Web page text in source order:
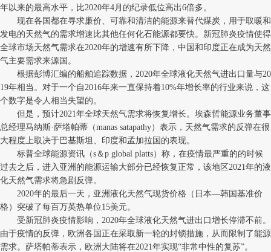
年以来的最高水平，比2020年4月的纪录低位高出6倍多。
现在各国都在寻求廉价、可靠和清洁的能源来替代煤炭，用于取暖和
发电的天然气的需求增速比其他任何化石能源都要快。新冠肺炎疫情使得
全球市场天然气需求在2020年的增速有所下降，中国和印度正在成为天然
气主要需求来源国。
根据彭博汇编的船舶追踪数据，2020年全球液化天然气进出口量与20
19年相当。对于一个自2016年来一直保持着10%年增长率的行业来说，这
个数字是令人相当失望的。
但是，预计2021年全球天然气需求将恢复增长。埃森哲能源业务董事
总经理马纳斯·萨塔帕蒂（manas satapathy）表示，天然气需求的反弹在很
大程度上取决于巴基斯坦、印度和孟加拉国的表现。
标普全球能源资讯（s＆p global platts）称，在疫情最严重的的时候
过去之后，进入亚洲的能源运输大部分已经恢复正常，该地区2021年的液
化天然气需求将急剧反弹。
2020年的最后一天，亚洲液化天然气现货价格（日本—韩国基准价
格）突破了每百万英热单位15美元。
受新冠肺炎疫情影响，2020年全球液化天然气进出口增长停滞不前。
由于疫情的反弹，欧洲各国正在采取新一轮的封锁措施，从而限制了能源
需求。萨塔帕蒂表示，欧洲大陆将在2021年实现“非常中性的复苏”。